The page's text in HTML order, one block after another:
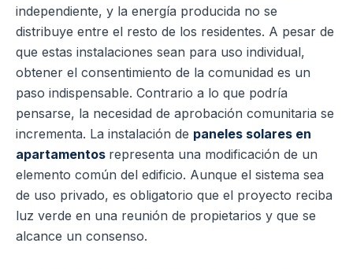
independiente, y la energía producida no se
distribuye entre el resto de los residentes. A pesar de
que estas instalaciones sean para uso individual,
obtener el consentimiento de la comunidad es un
paso indispensable. Contrario a lo que podría
pensarse, la necesidad de aprobación comunitaria se
incrementa. La instalación de paneles solares en
apartamentos representa una modificación de un
elemento común del edificio. Aunque el sistema sea
de uso privado, es obligatorio que el proyecto reciba
luz verde en una reunión de propietarios y que se
alcance un consenso.